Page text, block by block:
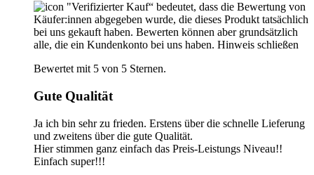
"Verifizierter Kauf“ bedeutet, dass die Bewertung von
Käufer:innen abgegeben wurde, die dieses Produkt tatsächlich
bei uns gekauft haben. Bewerten können aber grundsätzlich
alle, die ein Kundenkonto bei uns haben. Hinweis schließen
Bewertet mit 5 von 5 Sternen.
Gute Qualität
Ja ich bin sehr zu frieden. Erstens über die schnelle Lieferung
und zweitens über die gute Qualität.
Hier stimmen ganz einfach das Preis-Leistungs Niveau!!
Einfach super!!!